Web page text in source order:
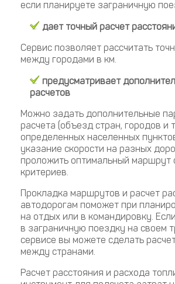
если планируете заграничную
дает точный расчет
Сервис позволяет рассчитать
между городами в км.
предусматривает
расчетов
Можно задать дополнительные
расчета (объезд стран, городов и
определенных населенных
указание скорости на разных
проложить оптимальный маршрут
критериев.
Прокладка маршрутов и расчет
автодорогам поможет при
на отдых или в командировку.
в заграничную поездку на своем
сервисе вы можете сделать
между странами.
Расчет расстояния и расхода